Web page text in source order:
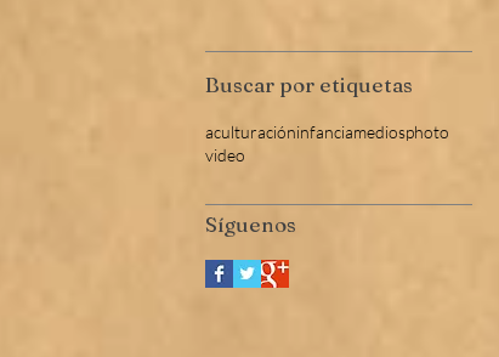
Buscar por etiquetas
aculturacióninfanciamediosphoto
video
​Síguenos